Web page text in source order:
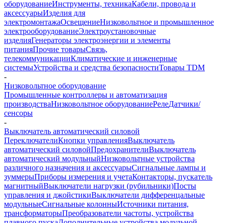
оборудованиеИнструменты, техникаКабели, провода и
аксессуарыИзделия для
электромонтажаОсвещениеНизковольтное и промышленное
электрооборудованиеЭлектроустановочные
изделияГенераторы электроэнергии и элементы
питанияПрочие товарыСвязь,
телекоммуникацииКлиматические и инженерные
системыУстройства и средства безопасностиТовары TDM
-
Низковольтное оборудование
Промышленные контроллеры и автоматизация
производстваНизковольтное оборудованиеРелеДатчики/
сенсоры
-
Выключатель автоматический силовой
ПереключателиКнопки управленияВыключатель
автоматический силовойПредохранителиВыключатель
автоматический модульныйНизковольтные устройства
различного назначения и аксессуарыСигнальные лампы и
зуммерыПриборы измерения и учетаКонтакторы, пускатель
магнитныйВыключатели нагрузки (рубильники)Посты
управления и джойстикиВыключатели дифференцальные
модульныеСигнальные колонныИсточники питания,
трансформаторыПреобразователи частоты, устройства